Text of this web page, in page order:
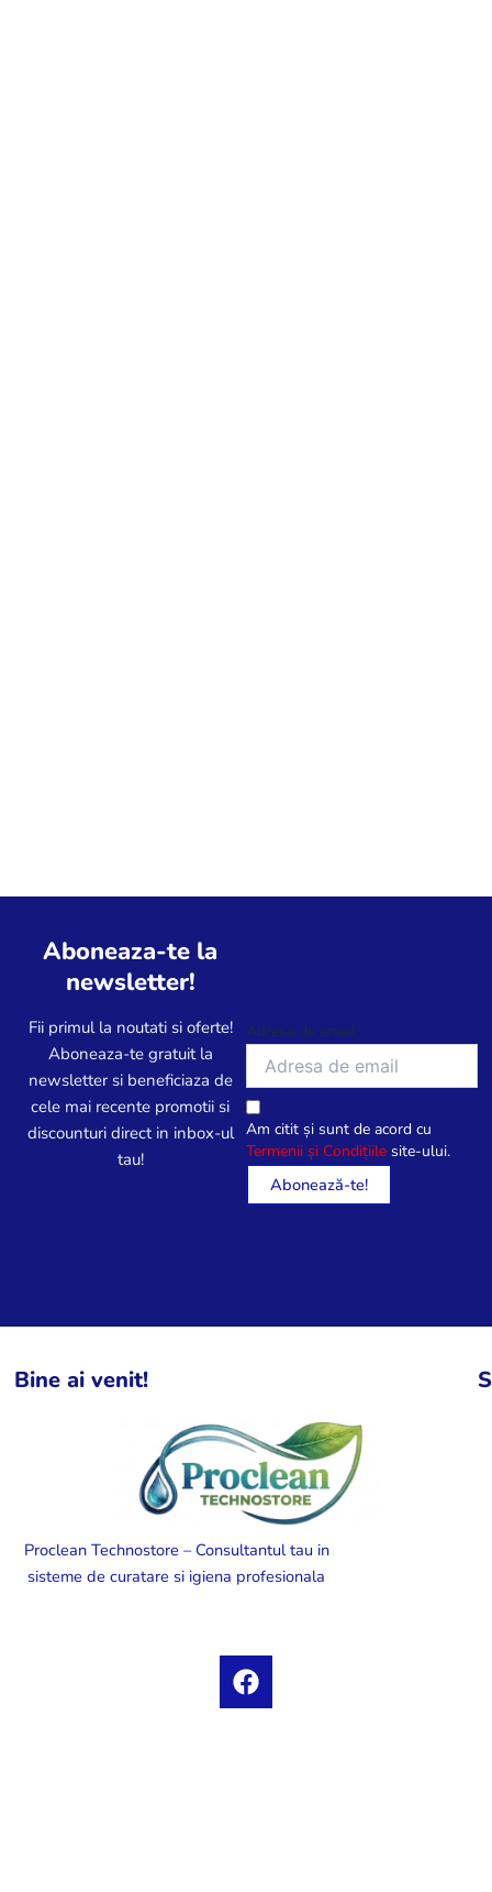
Aboneaza-te la
newsletter!
Fii primul la noutati si oferte!
Aboneaza-te gratuit la
newsletter si beneficiaza de
cele mai recente promotii si
discounturi direct in inbox-ul
tau!
Adresa de email
Am citit și sunt de acord cu
Termenii și Condițiile site-ului.
Bine ai venit!
Proclean Technostore – Consultantul tau in
sisteme de curatare si igiena profesionala
F
a
c